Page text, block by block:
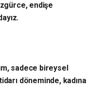
endişe
sadece bireysel
döneminde, kadına